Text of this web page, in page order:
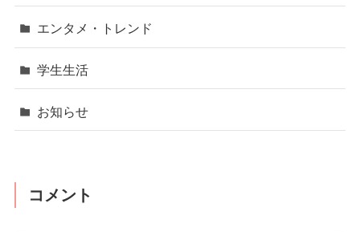
エンタメ・トレンド
学生生活
お知らせ
コメント